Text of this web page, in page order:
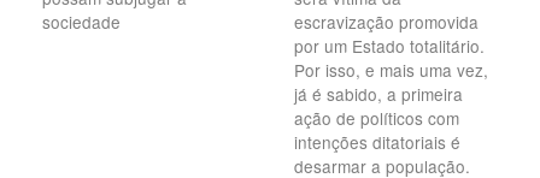
sociedade
escravização promovida
por um Estado totalitário.
Por isso, e mais uma vez,
já é sabido, a primeira
ação de políticos com
intenções ditatoriais é
desarmar a população.